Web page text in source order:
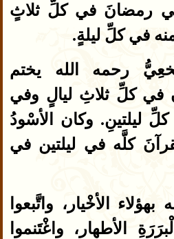
رمضانَ في كلِّ ثلاثٍ
في كلِّ ليلةٍ.
رحمه الله يختم
في كلِّ ثلاثِ ليالٍ وفي
ليلتينِ. وكان الأسْودُ
كلَّه في ليلتين في
الأخْيار، واتَّبعوا
الأطهار، واغْتَنموا